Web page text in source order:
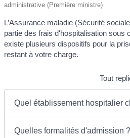
administrative (Première ministre)
L’Assurance maladie (Sécurité
partie des frais d'hospitalisation sous
existe plusieurs dispositifs pour la
restant à votre charge.
Tout
Quel établissement hospitalier
Quelles formalités d'admission ?